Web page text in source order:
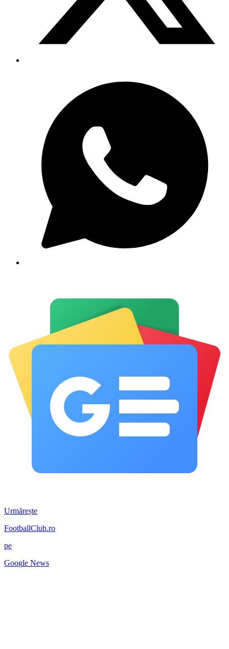
Urmărește
FootballClub.ro
pe
Google News